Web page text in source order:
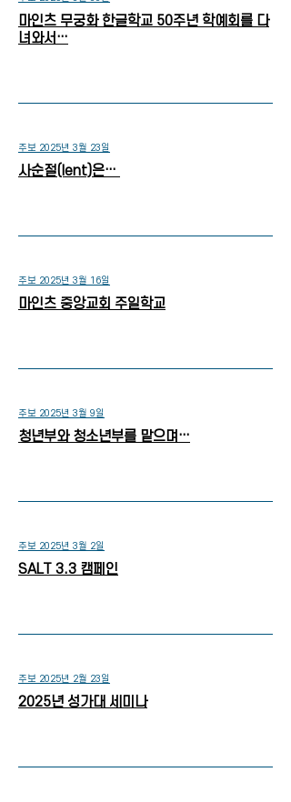
마인츠 무궁화 한글학교 50주년 학예회를 다
녀와서…
주보 2025년 3월 23일
사순절(lent)은…
주보 2025년 3월 16일
마인츠 중앙교회 주일학교
주보 2025년 3월 9일
청년부와 청소년부를 맡으며…
주보 2025년 3월 2일
SALT 3.3 캠페인
주보 2025년 2월 23일
2025년 성가대 세미나